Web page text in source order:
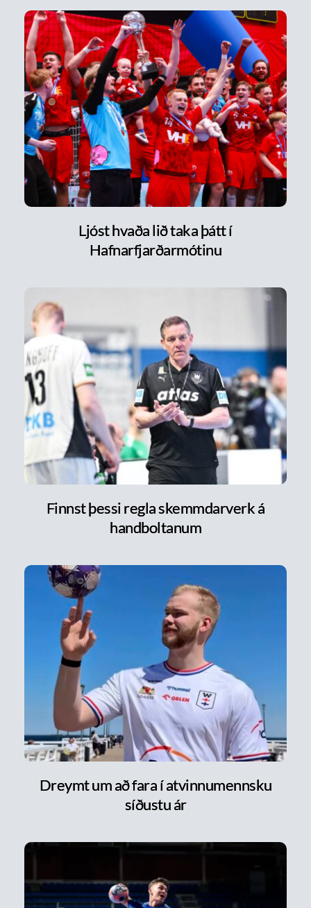
Ljóst hvaða lið taka þátt í
Hafnarfjarðarmótinu
Finnst þessi regla skemmdarverk á
handboltanum
Dreymt um að fara í atvinnumennsku
síðustu ár